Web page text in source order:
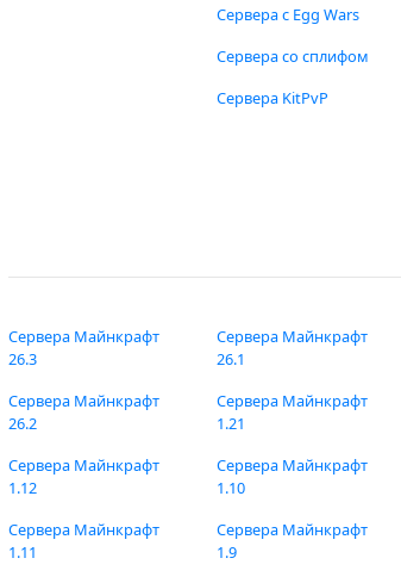
Сервера с Egg Wars
Сервера со сплифом
Сервера KitPvP
Сервера Майнкрафт
26.3
Сервера Майнкрафт
26.2
Сервера Майнкрафт
26.1
Сервера Майнкрафт
1.21
Сервера Майнкрафт
1.12
Сервера Майнкрафт
1.11
Сервера Майнкрафт
1.10
Сервера Майнкрафт
1.9